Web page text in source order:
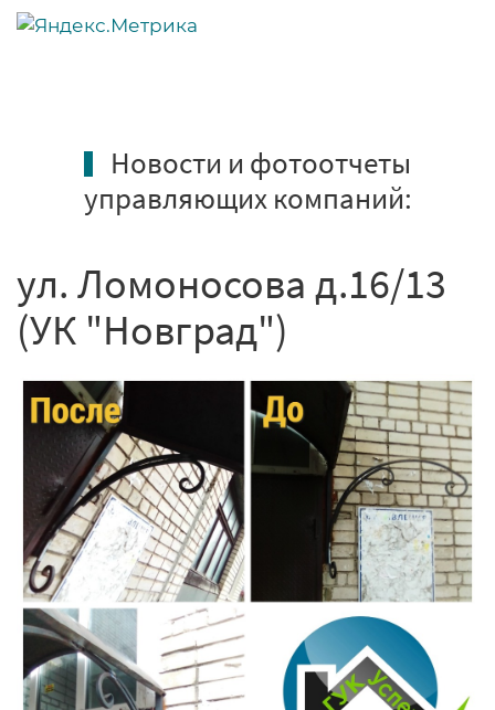
Новости и фотоотчеты
управляющих компаний:
ул. Ломоносова д.16/13
(УК "Новград")